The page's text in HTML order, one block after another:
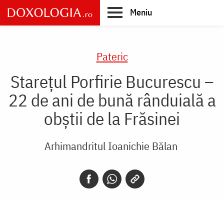
Skip
to
main
Meniu
Pateric
Starețul Porfirie Bucurescu –
22 de ani de bună rânduială a
obștii de la Frăsinei
Arhimandritul Ioanichie Bălan